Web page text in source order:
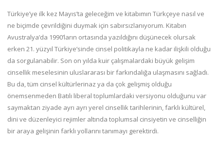
Türkiye’ye ilk kez Mayıs’ta geleceğim ve kitabımın Türkçeye nasıl ve
ne biçimde çevrildiğini duymak için sabırsızlanıyorum. Kitabın
Avustralya’da 1990’ların ortasında yazıldığını düşünecek olursak
erken 21. yüzyıl Türkiye’sinde cinsel politikayla ne kadar ilişkili olduğu
da sorgulanabilir. Son on yılda kuir çalışmalardaki büyük gelişim
cinsellik meselesinin uluslararası bir farkındalığa ulaşmasını sağladı.
Bu da, tüm cinsel kültürlerinaz ya da çok gelişmiş olduğu
önemsenmeden Batılı liberal toplumlardaki versiyonu olduğunu var
saymaktan ziyade ayrı ayrı yerel cinsellik tarihlerinin, farklı kültürel,
dini ve düzenleyici rejimler altında toplumsal cinsiyetin ve cinselliğin
bir araya gelişinin farklı yollarını tanımayı gerektirdi.